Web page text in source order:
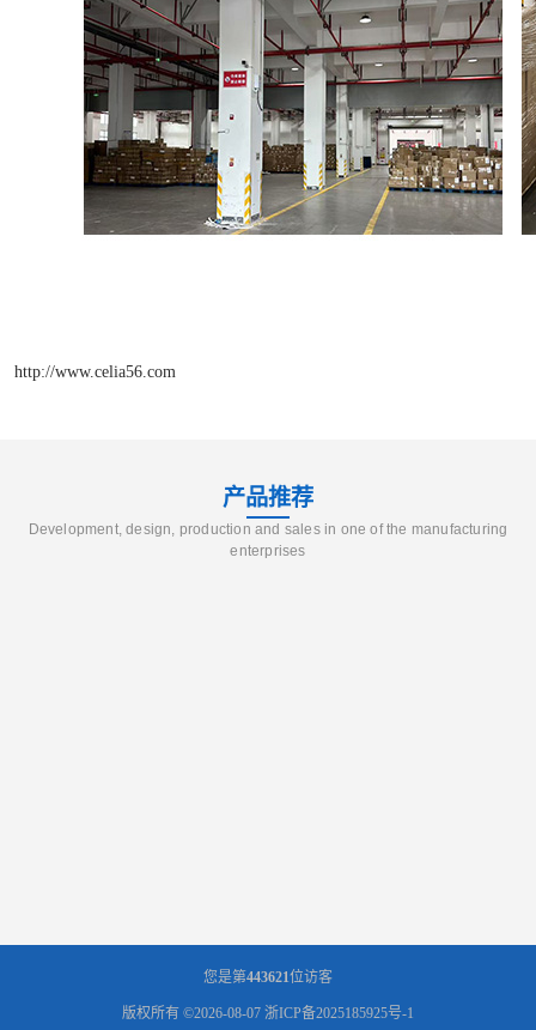
http://www.celia56.com
产品推荐
Development, design, production and sales in one of the manufacturing
enterprises
您是第443621位访客
版权所有 ©2026-08-07 浙ICP备2025185925号-1